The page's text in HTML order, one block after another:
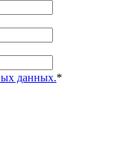
данных.*